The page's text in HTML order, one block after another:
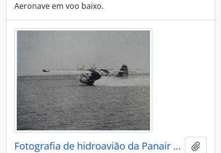
Aeronave em voo baixo.
Fotografia de hidroavião da Panair do Brasil S. A